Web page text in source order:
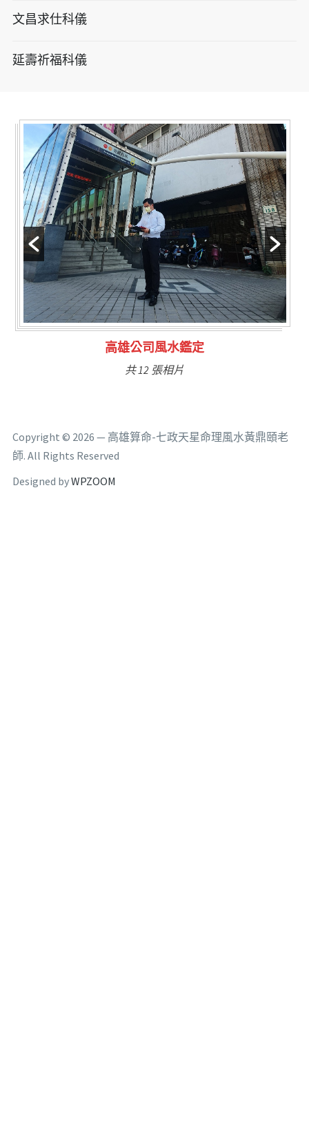
文昌求仕科儀
延壽祈福科儀
林氏福主量子生基造命
共 6 張相片
Copyright © 2026 — 高雄算命-七政天星命理風水黃鼎頤老
師. All Rights Reserved
Designed byWPZOOM